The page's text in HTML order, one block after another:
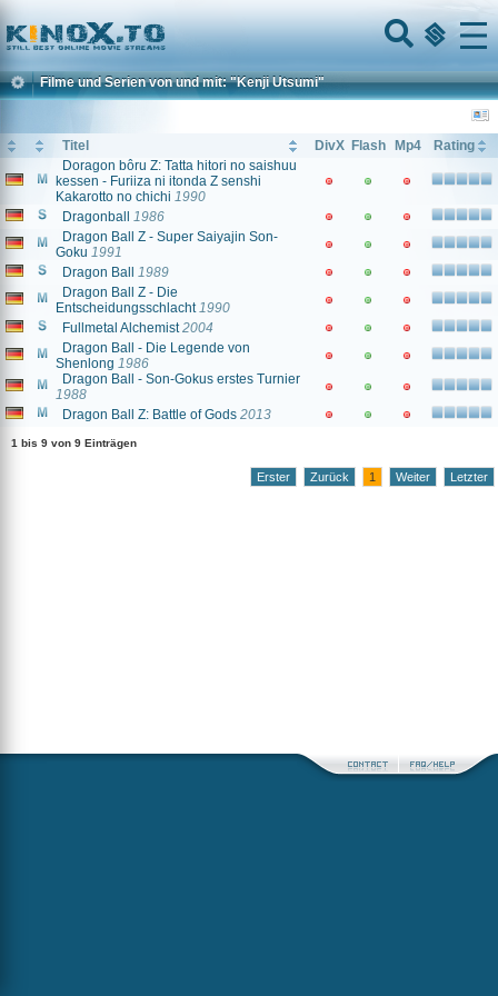
Home
Menu
Filme und Serien von und mit: "Kenji Utsumi"
Titel DivX Flash Mp4
Rating
Doragon bôru Z: Tatta hitori no saishuu
kessen - Furiiza ni itonda Z senshi
Kakarotto no chichi 1990
Dragonball
1986
Dragon Ball Z - Super Saiyajin Son-
Goku 1991
Dragon Ball
1989
Dragon Ball Z - Die
Entscheidungsschlacht 1990
Fullmetal Alchemist 2004
Dragon Ball - Die Legende von
Shenlong 1986
Dragon Ball - Son-Gokus erstes Turnier
1988
Dragon Ball Z: Battle of Gods 2013
1 bis 9 von 9 Einträgen
Erster Zurück 1 Weiter Letzter